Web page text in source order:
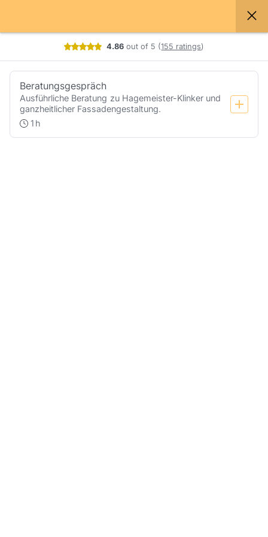
4.86 out of 5 (155 ratings)
Booking step Select your services
Beratungsgespräch
Ausführliche Beratung zu Hagemeister-Klinker und
ganzheitlicher Fassadengestaltung.
1 h